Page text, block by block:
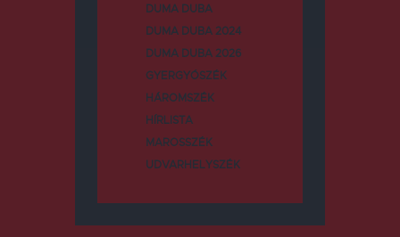
DUMA DUBA
DUMA DUBA 2024
DUMA DUBA 2026
GYERGYÓSZÉK
HÁROMSZÉK
HÍRLISTA
MAROSSZÉK
UDVARHELYSZÉK